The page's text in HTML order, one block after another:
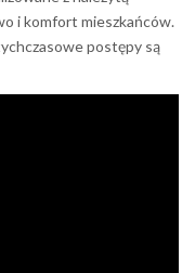
i komfort mieszkańców.
postępy są